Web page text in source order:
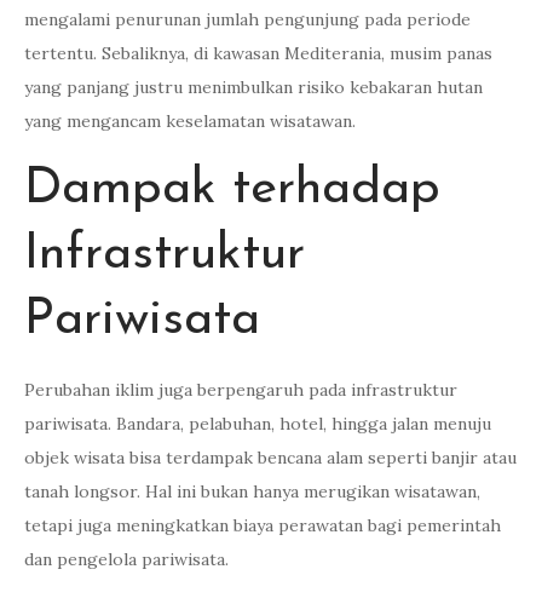
mengalami penurunan jumlah pengunjung pada periode
tertentu. Sebaliknya, di kawasan Mediterania, musim panas
yang panjang justru menimbulkan risiko kebakaran hutan
yang mengancam keselamatan wisatawan.
Dampak terhadap
Infrastruktur
Pariwisata
Perubahan iklim juga berpengaruh pada infrastruktur
pariwisata. Bandara, pelabuhan, hotel, hingga jalan menuju
objek wisata bisa terdampak bencana alam seperti banjir atau
tanah longsor. Hal ini bukan hanya merugikan wisatawan,
tetapi juga meningkatkan biaya perawatan bagi pemerintah
dan pengelola pariwisata.